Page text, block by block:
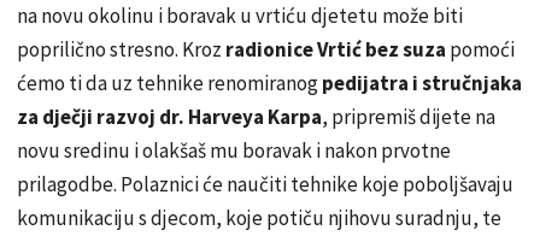
na novu okolinu i boravak u vrtiću djetetu može biti
poprilično stresno. Kroz radionice Vrtić bez suza pomoći
ćemo ti da uz tehnike renomiranogpedijatra i stručnjaka
za dječji razvoj dr. Harveya Karpa, pripremiš dijete na
novu sredinu i olakšaš mu boravak i nakon prvotne
prilagodbe. Polaznici će naučiti tehnike koje poboljšavaju
komunikaciju s djecom, koje potiču njihovu suradnju, te